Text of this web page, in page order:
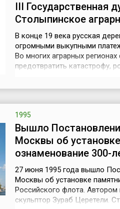
III Государственная
Столыпинское
В конце 19 века русская
огромными выкупными
Во многих аграрных
предотвратить катастрофу,
председатель Совета
1995
Вышло
Москвы об
ознаменование 300-
27 июня 1995 года вышло
Москвы об установке
Российского флота. Автором
скульптор Зураб Церетели.